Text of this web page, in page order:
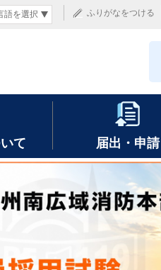
ふりがなをつける
て 届出・申請